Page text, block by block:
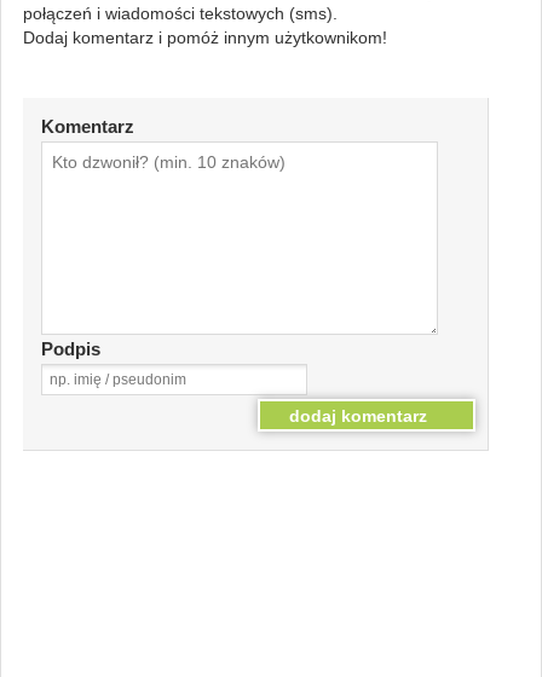
połączeń i wiadomości tekstowych (sms).
Dodaj komentarz i pomóż innym użytkownikom!
Komentarz
Podpis